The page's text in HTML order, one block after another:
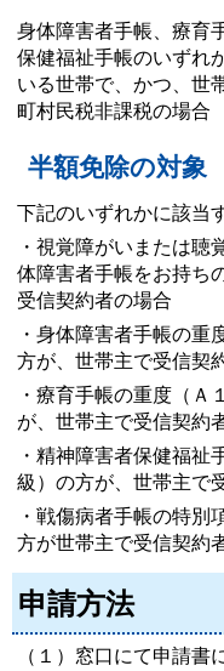
身体障害者手帳、療育
保健福祉手帳のいずれ
いる世帯で、かつ、世
町村民税非課税の場合
半額免除の対象
下記のいずれかに該当
・視覚障がいまたは聴
体障害者手帳をお持ち
受信契約者の場合
・身体障害者手帳の重
方が、世帯主で受信契
・療育手帳の重度（Ａ
が、世帯主で受信契約
・精神障害者保健福祉
級）の方が、世帯主で
・戦傷病者手帳の特別
方が世帯主で受信契約
申請方法
（１）窓口にて申請書